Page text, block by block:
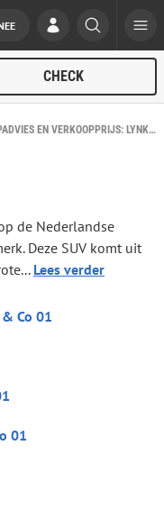
EXPERT KOOPADVIES EN VERKOOPPRIJS: LYNK & CO 01
de Nederlandse
Deze SUV komt uit
Lees verder
Co 01
01